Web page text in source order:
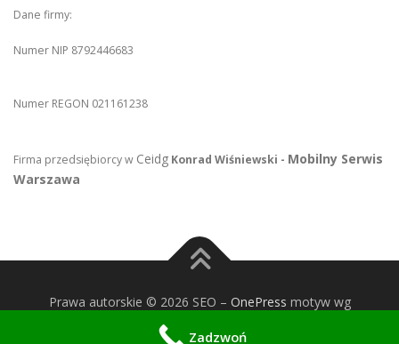
Dane firmy:
Numer NIP 8792446683
Numer REGON 021161238
Firma przedsiębiorcy w Ceidg Konrad Wiśniewski - Mobilny Serwis
Warszawa
Prawa autorskie © 2026 SEO – OnePress motyw wg
FameThemes
Zadzwoń